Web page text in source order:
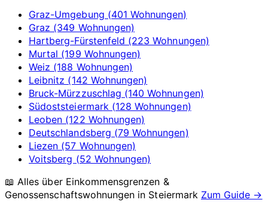
Graz-Umgebung (401 Wohnungen)
Graz (349 Wohnungen)
Hartberg-Fürstenfeld (223 Wohnungen)
Murtal (199 Wohnungen)
Weiz (188 Wohnungen)
Leibnitz (142 Wohnungen)
Bruck-Mürzzuschlag (140 Wohnungen)
Südoststeiermark (128 Wohnungen)
Leoben (122 Wohnungen)
Deutschlandsberg (79 Wohnungen)
Liezen (57 Wohnungen)
Voitsberg (52 Wohnungen)
📖 Alles über Einkommensgrenzen &
Genossenschaftswohnungen in Steiermark Zum Guide →